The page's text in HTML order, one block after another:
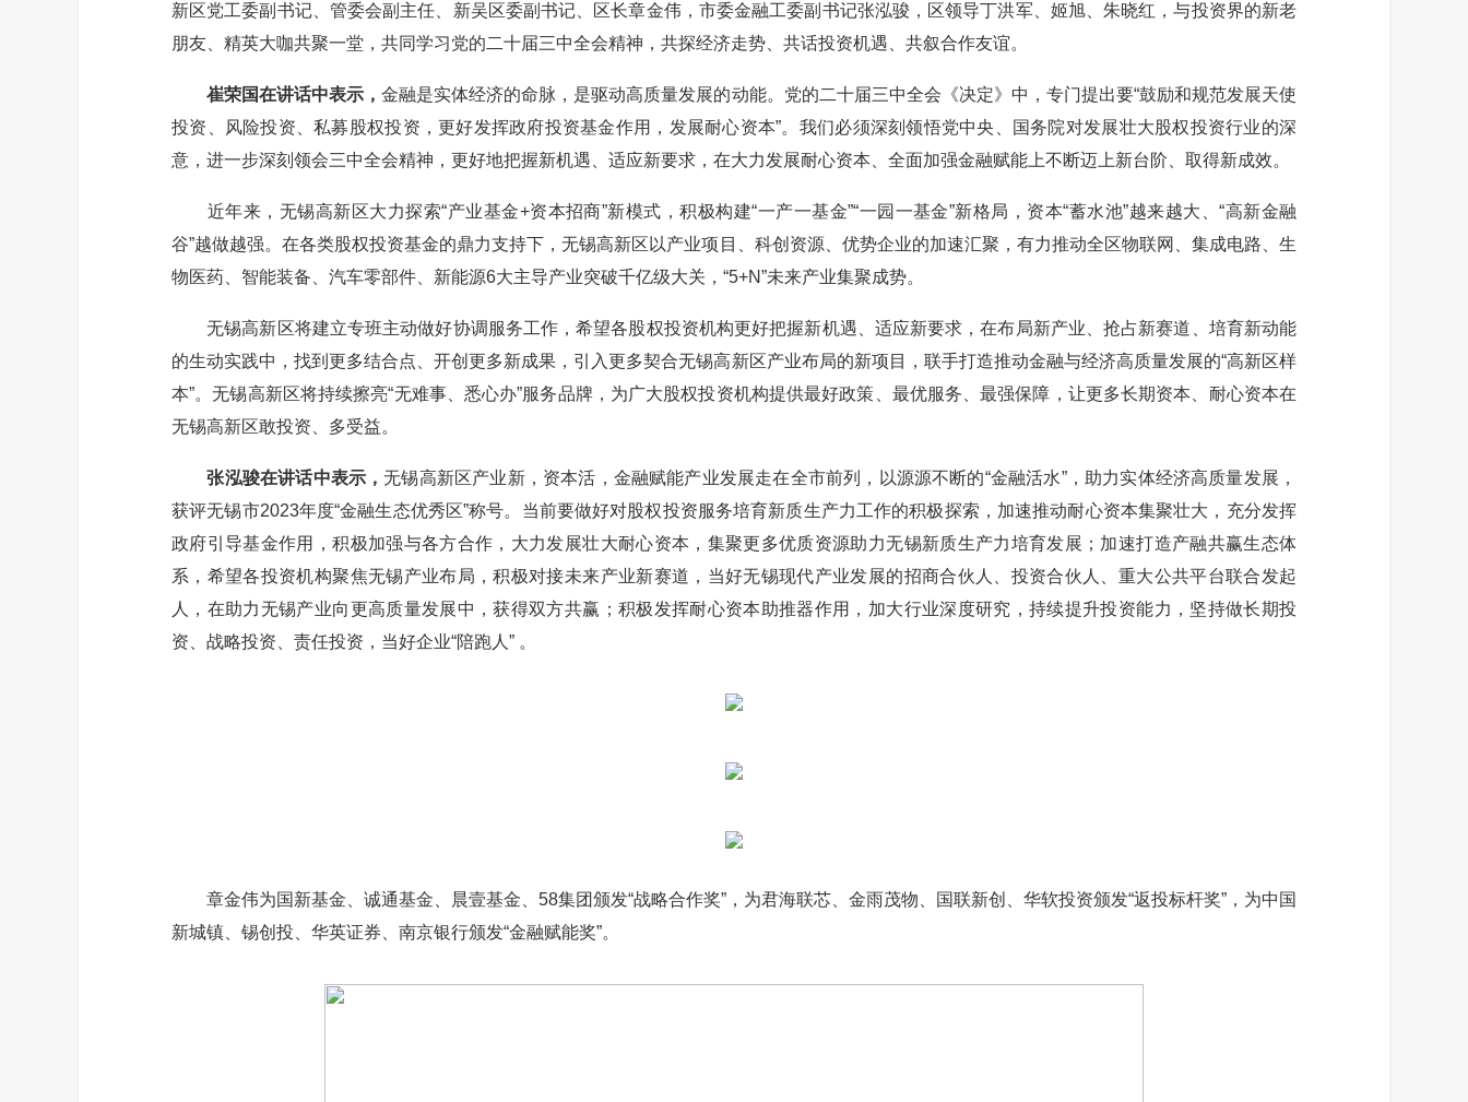
新区党工委副书记、管委会副主任、新吴区委副书记、区长章金伟，市委金融工委副书记张泓骏，区领导丁洪军、姬旭、朱晓红，与投资界的新老
朋友、精英大咖共聚一堂，共同学习党的二十届三中全会精神，共探经济走势、共话投资机遇、共叙合作友谊。
崔荣国在讲话中表示，金融是实体经济的命脉，是驱动高质量发展的动能。党的二十届三中全会《决定》中，专门提出要“鼓励和规范发展天使
投资、风险投资、私募股权投资，更好发挥政府投资基金作用，发展耐心资本”。我们必须深刻领悟党中央、国务院对发展壮大股权投资行业的深
意，进一步深刻领会三中全会精神，更好地把握新机遇、适应新要求，在大力发展耐心资本、全面加强金融赋能上不断迈上新台阶、取得新成效。
近年来，无锡高新区大力探索“产业基金+资本招商”新模式，积极构建“一产一基金”“一园一基金”新格局，资本“蓄水池”越来越大、“高新金融
谷”越做越强。在各类股权投资基金的鼎力支持下，无锡高新区以产业项目、科创资源、优势企业的加速汇聚，有力推动全区物联网、集成电路、生
物医药、智能装备、汽车零部件、新能源6大主导产业突破千亿级大关，“5+N”未来产业集聚成势。
无锡高新区将建立专班主动做好协调服务工作，希望各股权投资机构更好把握新机遇、适应新要求，在布局新产业、抢占新赛道、培育新动能
的生动实践中，找到更多结合点、开创更多新成果，引入更多契合无锡高新区产业布局的新项目，联手打造推动金融与经济高质量发展的“高新区样
本”。无锡高新区将持续擦亮“无难事、悉心办”服务品牌，为广大股权投资机构提供最好政策、最优服务、最强保障，让更多长期资本、耐心资本在
无锡高新区敢投资、多受益。
张泓骏在讲话中表示，无锡高新区产业新，资本活，金融赋能产业发展走在全市前列，以源源不断的“金融活水”，助力实体经济高质量发展，
获评无锡市2023年度“金融生态优秀区”称号。当前要做好对股权投资服务培育新质生产力工作的积极探索，加速推动耐心资本集聚壮大，充分发挥
政府引导基金作用，积极加强与各方合作，大力发展壮大耐心资本，集聚更多优质资源助力无锡新质生产力培育发展；加速打造产融共赢生态体
系，希望各投资机构聚焦无锡产业布局，积极对接未来产业新赛道，当好无锡现代产业发展的招商合伙人、投资合伙人、重大公共平台联合发起
人，在助力无锡产业向更高质量发展中，获得双方共赢；积极发挥耐心资本助推器作用，加大行业深度研究，持续提升投资能力，坚持做长期投
资、战略投资、责任投资，当好企业“陪跑人” 。
章金伟为国新基金、诚通基金、晨壹基金、58集团颁发“战略合作奖”，为君海联芯、金雨茂物、国联新创、华软投资颁发“返投标杆奖”，为中国
新城镇、锡创投、华英证券、南京银行颁发“金融赋能奖”。